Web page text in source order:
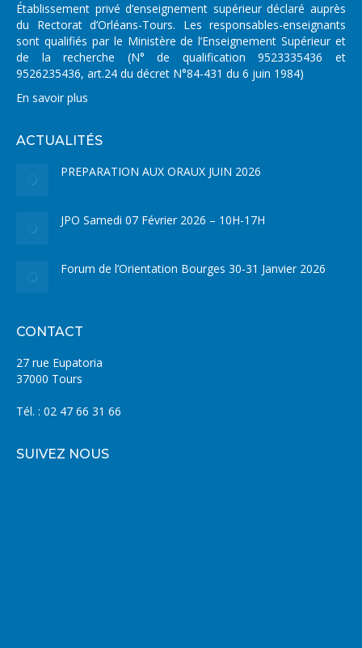
Établissement privé d’enseignement supérieur déclaré auprès
du Rectorat d’Orléans-Tours. Les responsables-enseignants
sont qualifiés par le Ministère de l’Enseignement Supérieur et
de la recherche (N° de qualification 9523335436 et
9526235436, art.24 du décret N°84-431 du 6 juin 1984)
En savoir plus
ACTUALITÉS
PREPARATION AUX ORAUX JUIN 2026
JPO Samedi 07 Février 2026 – 10H-17H
Forum de l’Orientation Bourges 30-31 Janvier 2026
CONTACT
27 rue Eupatoria
37000 Tours
Tél. : 02 47 66 31 66
SUIVEZ NOUS